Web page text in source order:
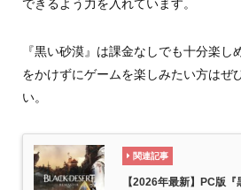
できるよう力を入れています。
『黒い砂漠』は課金なしでも十分楽し
をかけずにゲームを楽しみたい方はぜ
い。
関連記事
【2026年最新】PC版